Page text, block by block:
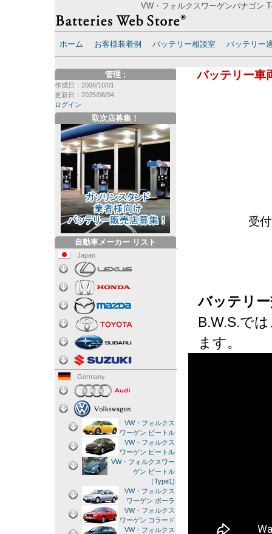
VW・フォルクスワーゲンバナゴン
ホーム お客様装着例 バッテリー相談室 バッテリー
バッテリー車
受
バッテリ
B.W.S.で
ます。
管理
作成日：2006/10/01
更新日：2025/06/04
ログイン
;
取次店募集！
自動車メーカー リスト
Japan
Germany
VW・フォルクス
ワーゲン ビートル
VW・フォルクス
ワーゲン ビートル
VW・フォルクスワー
ゲン ビートル
（Type1)
VW・フォルクス
ワーゲン ボーラ
VW・フォルクス
ワーゲン コラード
VW・フォルクス